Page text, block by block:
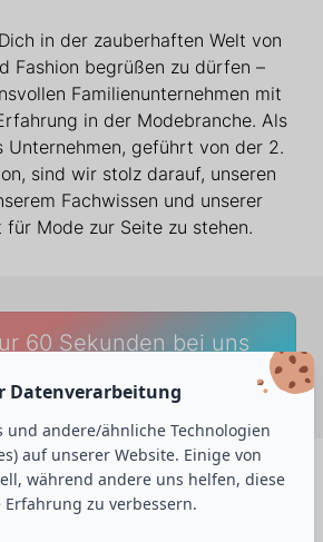
in der zauberhaften Welt von
Fashion begrüßen zu dürfen –
Familienunternehmen mit
in der Modebranche. Als
Unternehmen, geführt von der 2.
sind wir stolz darauf, unseren
Fachwissen und unserer
für Mode zur Seite zu stehen.
60 Sekunden bei uns
wir sind 🙌
Datenverarbeitung
und andere/ähnliche Technologien
auf unserer Website. Einige von
während andere uns helfen, diese
zu verbessern.